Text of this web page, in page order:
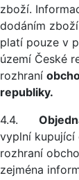
zboží.
dodáním
platí pouze v
území České
rozhraní
republiky.
4.4.
vyplní kupující
rozhraní
zejména